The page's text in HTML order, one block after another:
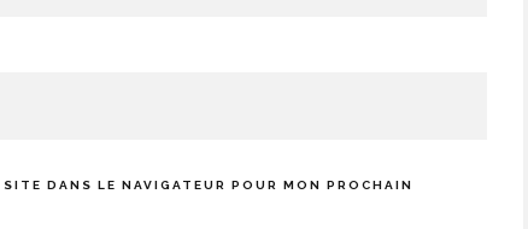
DANS LE NAVIGATEUR POUR MON PROCHAIN